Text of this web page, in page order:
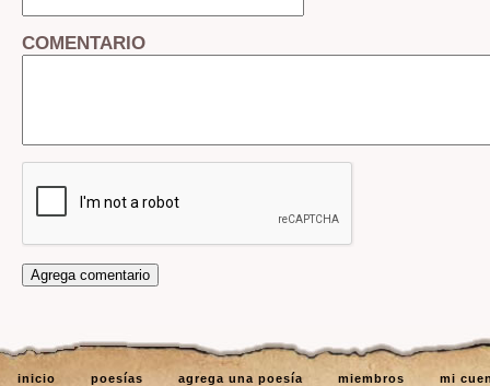
COMENTARIO
inicio poesías agrega una poesía miembros mi